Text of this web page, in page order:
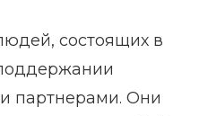
состоящих в
партнерами. Они